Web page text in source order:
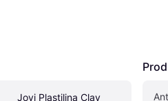
Jovi Plastilina Clay